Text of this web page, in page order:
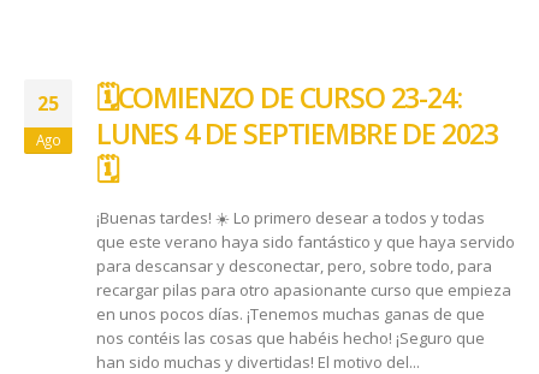
25
Ago
🗓️ COMIENZO DE CURSO 23-24:
LUNES 4 DE SEPTIEMBRE DE 2023
🗓️
¡Buenas tardes! ☀️ Lo primero desear a todos y todas
que este verano haya sido fantástico y que haya servido
para descansar y desconectar, pero, sobre todo, para
recargar pilas para otro apasionante curso que empieza
en unos pocos días. ¡Tenemos muchas ganas de que
nos contéis las cosas que habéis hecho! ¡Seguro que
han sido muchas y divertidas! El motivo del...